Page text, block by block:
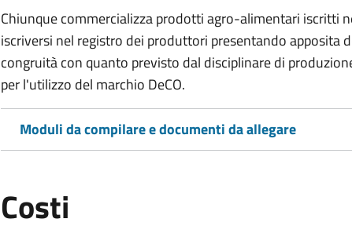
Chiunque commercializza prodotti agro-alimentari iscritti
iscriversi nel registro dei produttori presentando apposita
congruità con quanto previsto dal disciplinare di
per l'utilizzo del marchio DeCO.
Moduli da compilare e documenti da allegare
Costi